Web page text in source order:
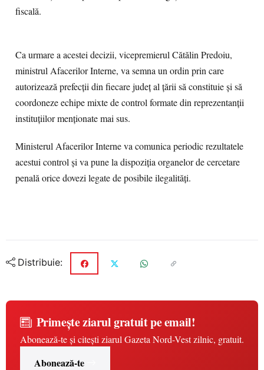
fiscală.
Ca urmare a acestei decizii, vicepremierul Cătălin Predoiu,
ministrul Afacerilor Interne, va semna un ordin prin care
autorizează prefecții din fiecare județ al țării să constituie și să
coordoneze echipe mixte de control formate din reprezentanții
instituțiilor menționate mai sus.
Ministerul Afacerilor Interne va comunica periodic rezultatele
acestui control și va pune la dispoziția organelor de cercetare
penală orice dovezi legate de posibile ilegalități.
Distribuie:
Primește ziarul gratuit pe email!
Abonează-te și citești ziarul Gazeta Nord-Vest zilnic, gratuit.
Abonează-te